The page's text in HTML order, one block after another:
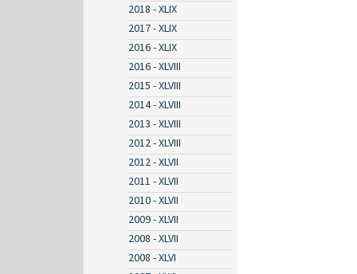
2018 - XLIX
2017 - XLIX
2016 - XLIX
2016 - XLVIII
2015 - XLVIII
2014 - XLVIII
2013 - XLVIII
2012 - XLVIII
2012 - XLVII
2011 - XLVII
2010 - XLVII
2009 - XLVII
2008 - XLVII
2008 - XLVI